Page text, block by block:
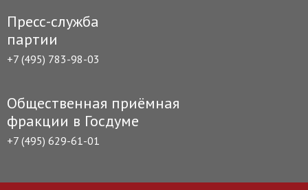
Пресс-служба
партии
+7 (495) 783-98-03
Общественная приёмная
фракции в Госдуме
+7 (495) 629-61-01